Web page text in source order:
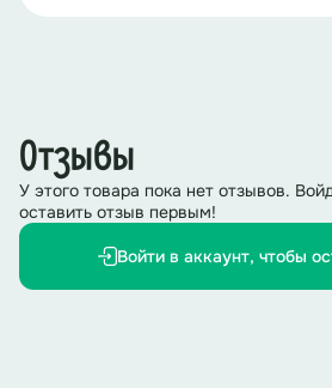
В2: Важно ценить и уважать
независимо от его характера и
(Фон2)
Отзывы
У этого товара пока нет отзывов.
оставить отзыв первым!
Войти в аккаунт, чтобы